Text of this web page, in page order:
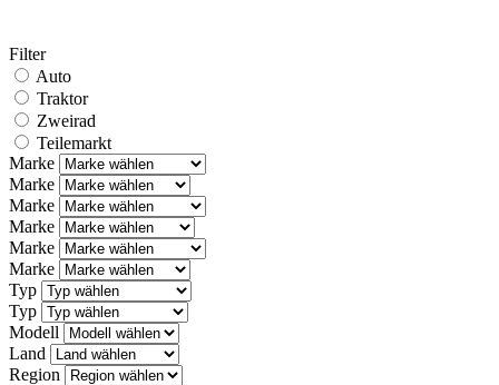
Filter
Auto
Traktor
Zweirad
Teilemarkt
Marke
Marke
Marke
Marke
Marke
Marke
Typ
Typ
Modell
Land
Region